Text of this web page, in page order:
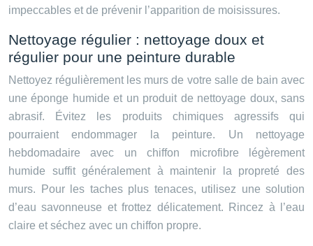
impeccables et de prévenir l’apparition de moisissures.
Nettoyage régulier : nettoyage doux et
régulier pour une peinture durable
Nettoyez régulièrement les murs de votre salle de bain avec
une éponge humide et un produit de nettoyage doux, sans
abrasif. Évitez les produits chimiques agressifs qui
pourraient endommager la peinture. Un nettoyage
hebdomadaire avec un chiffon microfibre légèrement
humide suffit généralement à maintenir la propreté des
murs. Pour les taches plus tenaces, utilisez une solution
d’eau savonneuse et frottez délicatement. Rincez à l’eau
claire et séchez avec un chiffon propre.